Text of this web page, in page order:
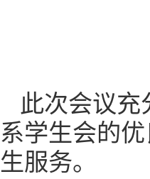
此次会议
系学生会的
生服务。